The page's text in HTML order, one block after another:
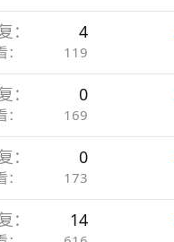
4
119
0
169
0
173
14